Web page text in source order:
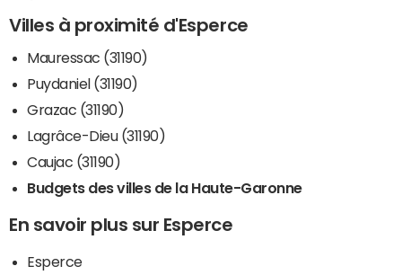
Villes à proximité d'Esperce
Mauressac (31190)
Puydaniel (31190)
Grazac (31190)
Lagrâce-Dieu (31190)
Caujac (31190)
Budgets des villes de la Haute-Garonne
En savoir plus sur Esperce
Esperce